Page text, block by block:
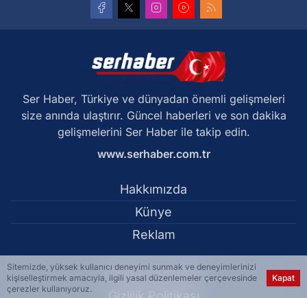
Ser Haber, Türkiye ve dünyadan önemli gelişmeleri
size anında ulaştırır. Güncel haberleri ve son dakika
gelişmelerini Ser Haber ile takip edin.
www.serhaber.com.tr
Hakkımızda
Künye
Reklam
Kullanım Koşulları
Sitemizde, yüksek kullanıcı deneyimi sunmak ve deneyimlerinizi
kişiselleştirmek amacıyla, ilgili yasal düzenlemeler çerçevesinde
çerezler kullanıyoruz.
Kapat